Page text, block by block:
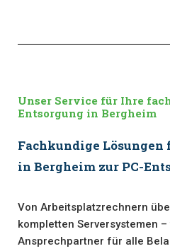
Unser Service für Ihre
Entsorgung in Bergheim
Fachkundige
in Bergheim zur PC-
Von Arbeitsplatzrechnern
kompletten Serversystemen
Ansprechpartner für alle